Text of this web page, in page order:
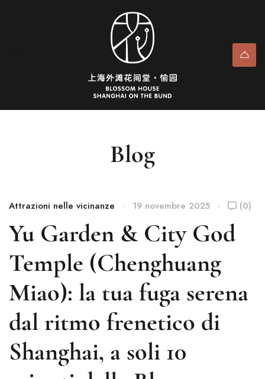
Blog
Attrazioni nelle vicinanze 19 novembre 2025 (0)
Yu Garden & City God
Temple (Chenghuang
Miao): la tua fuga serena
dal ritmo frenetico di
Shanghai, a soli 10